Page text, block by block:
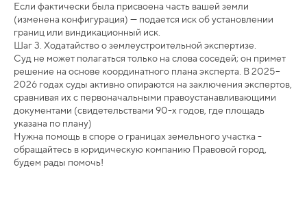
Если фактически была присвоена часть вашей земли
(изменена конфигурация) — подается иск об установлении
границ или виндикационный иск.
Шаг 3. Ходатайство о землеустроительной экспертизе.
Суд не может полагаться только на слова соседей; он примет
решение на основе координатного плана эксперта. В 2025–
2026 годах суды активно опираются на заключения экспертов,
сравнивая их с первоначальными правоустанавливающими
документами (свидетельствами 90-х годов, где площадь
указана по плану)
Нужна помощь в споре о границах земельного участка -
обращайтесь в юридическую компанию Правовой город,
будем рады помочь!